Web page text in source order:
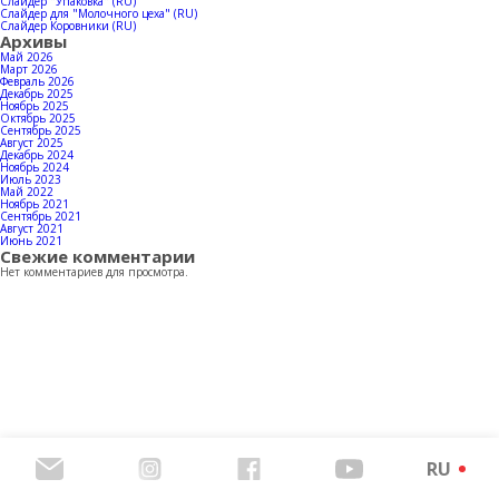
Слайдер для "Молочного цеха" (RU)
Слайдер Коровники (RU)
Архивы
Май 2026
Март 2026
Февраль 2026
Декабрь 2025
Ноябрь 2025
Октябрь 2025
Сентябрь 2025
Август 2025
Декабрь 2024
Ноябрь 2024
Июль 2023
Май 2022
Ноябрь 2021
Сентябрь 2021
Август 2021
Июнь 2021
Свежие комментарии
Нет комментариев для просмотра.
RU